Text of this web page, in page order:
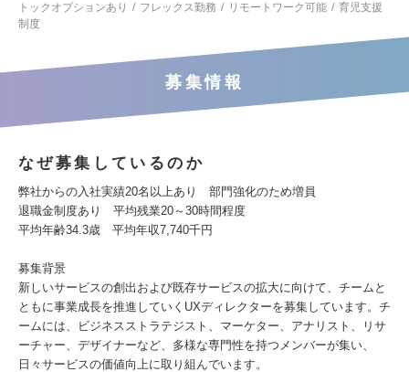
トックオプションあり
フレックス勤務 リモートワーク可能
育児支援
制度
募集情報
なぜ募集しているのか
弊社からの入社実績20名以上あり 部門強化のため増員
退職金制度あり 平均残業20～30時間程度
平均年齢34.3歳 平均年収7,740千円
募集背景
新しいサービスの創出および既存サービスの拡大に向けて、チームと
ともに事業成長を推進していくUXディレクターを募集しています。チ
ームには、ビジネスストラテジスト、マーケター、アナリスト、リサ
ーチャー、デザイナーなど、多様な専門性を持つメンバーが集い、
日々サービスの価値向上に取り組んでいます。